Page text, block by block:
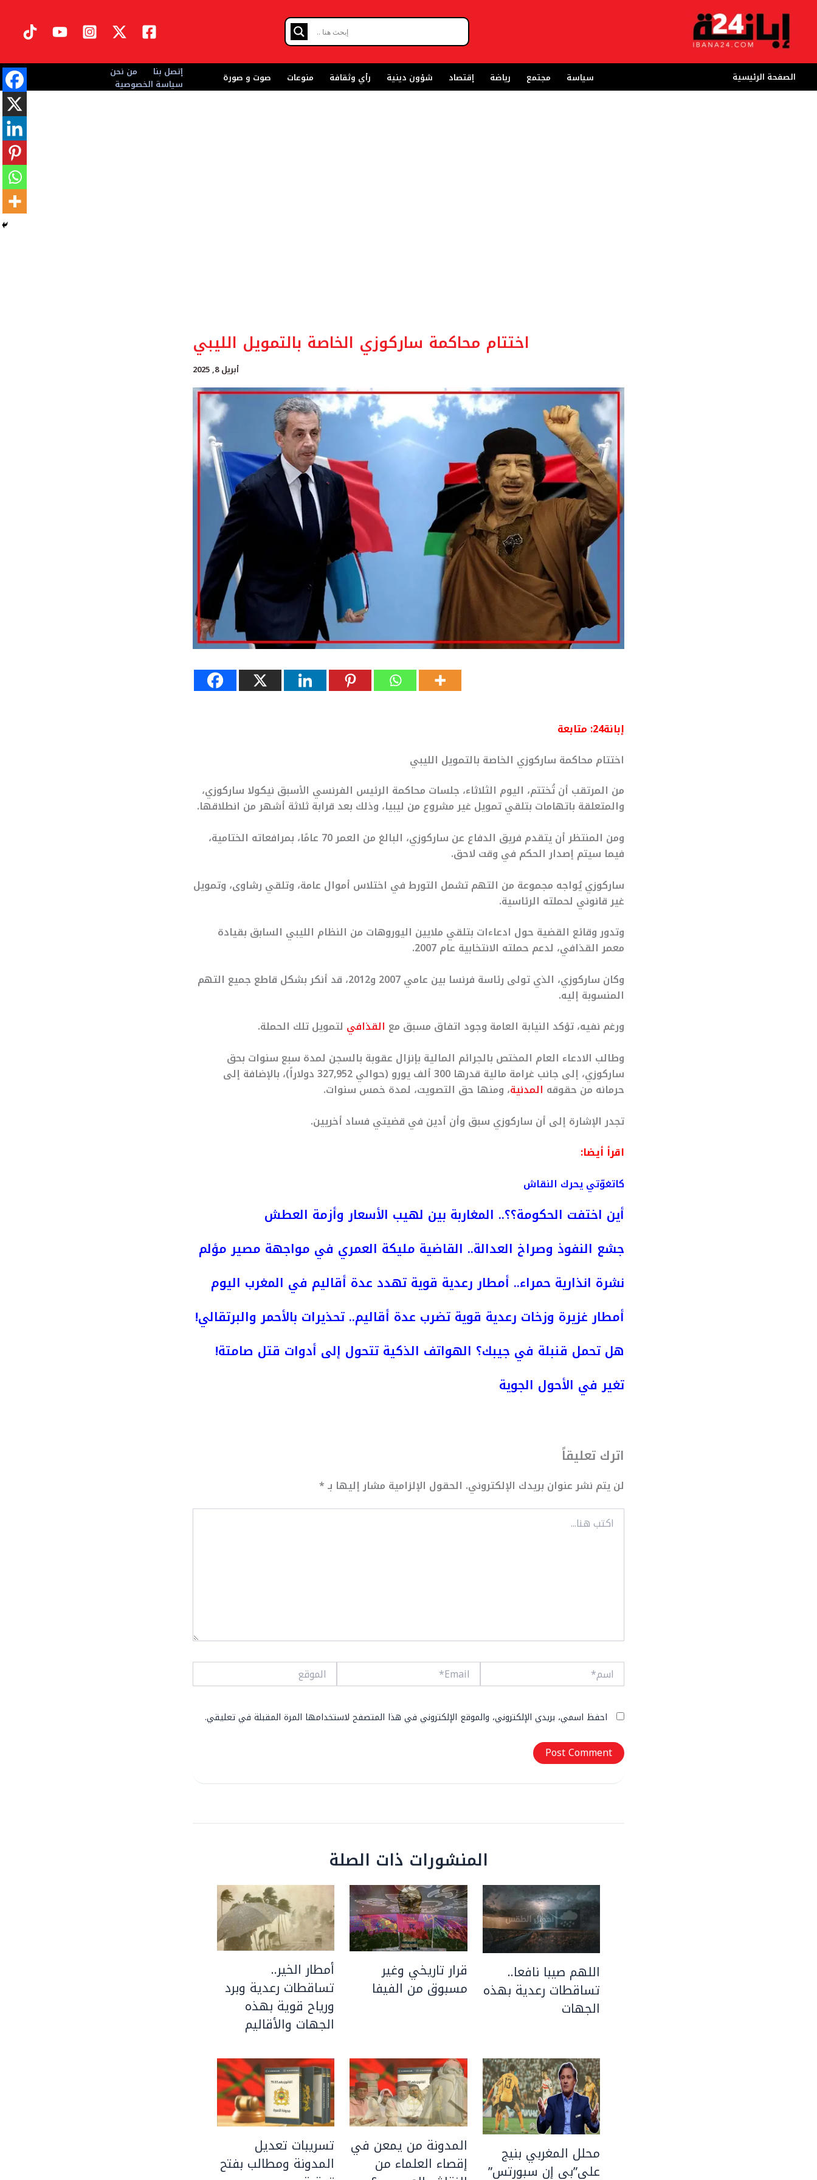
المحتوى
الصفحة الرئيسية سياسة مجتمع رياضة إقتصاد شؤون دينية رأي وثقافة منوعات صوت و صورة إتصل بنا
من نحن
سياسة الخصوصية
اختتام محاكمة ساركوزي الخاصة بالتمويل الليبي
أبريل 8, 2025
إبانة24: متابعة
اختتام محاكمة ساركوزي الخاصة بالتمويل الليبي
من المرتقب أن تُختتم، اليوم الثلاثاء، جلسات محاكمة الرئيس الفرنسي الأسبق نيكولا ساركوزي،
والمتعلقة باتهامات بتلقي تمويل غير مشروع من ليبيا، وذلك بعد قرابة ثلاثة أشهر من انطلاقها.
ومن المنتظر أن يتقدم فريق الدفاع عن ساركوزي، البالغ من العمر 70 عامًا، بمرافعاته الختامية،
فيما سيتم إصدار الحكم في وقت لاحق.
ساركوزي يُواجه مجموعة من التهم تشمل التورط في اختلاس أموال عامة، وتلقي رشاوى، وتمويل
غير قانوني لحملته الرئاسية.
وتدور وقائع القضية حول ادعاءات بتلقي ملايين اليوروهات من النظام الليبي السابق بقيادة
معمر القذافي، لدعم حملته الانتخابية عام 2007.
وكان ساركوزي، الذي تولى رئاسة فرنسا بين عامي 2007 و2012، قد أنكر بشكل قاطع جميع التهم
المنسوبة إليه.
ورغم نفيه، تؤكد النيابة العامة وجود اتفاق مسبق مع القذافي لتمويل تلك الحملة.
وطالب الادعاء العام المختص بالجرائم المالية بإنزال عقوبة بالسجن لمدة سبع سنوات بحق
ساركوزي، إلى جانب غرامة مالية قدرها 300 ألف يورو (حوالي 327,952 دولاراً)، بالإضافة إلى
حرمانه من حقوقه المدنية، ومنها حق التصويت، لمدة خمس سنوات.
تجدر الإشارة إلى أن ساركوزي سبق وأن أدين في قضيتي فساد أخريين.
اقرأ أيضا:
كاتغوّتي يحرك النقاش
أين اختفت الحكومة؟؟.. المغاربة بين لهيب الأسعار وأزمة العطش
جشع النفوذ وصراخ العدالة.. القاضية مليكة العمري في مواجهة مصير مؤلم
نشرة انذارية حمراء.. أمطار رعدية قوية تهدد عدة أقاليم في المغرب اليوم
أمطار غزيرة وزخات رعدية قوية تضرب عدة أقاليم.. تحذيرات بالأحمر والبرتقالي!
هل تحمل قنبلة في جيبك؟ الهواتف الذكية تتحول إلى أدوات قتل صامتة!
تغير في الأحول الجوية
اترك تعليقاً
لن يتم نشر عنوان بريدك الإلكتروني. الحقول الإلزامية مشار إليها بـ*
اكتب
هنا...
اسم* Email* الموقع
احفظ اسمي، بريدي الإلكتروني، والموقع الإلكتروني في هذا المتصفح لاستخدامها المرة المقبلة في تعليقي.
المنشورات ذات الصلة
اللهم صيبا نافعا..
تساقطات رعدية بهذه
الجهات
قرار تاريخي وغير
مسبوق من الفيفا
أمطار الخير..
تساقطات رعدية وبرد
ورياح قوية بهذه
الجهات والأقاليم
محلل المغربي بنيج
على”بي إن سبورتس”
المدونة من يمعن في
إقصاء العلماء من
تسريبات تعديل
المدونة ومطالب بفتح